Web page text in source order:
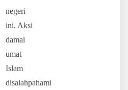
negeri
ini. Aksi
damai
umat
Islam
disalahpahami